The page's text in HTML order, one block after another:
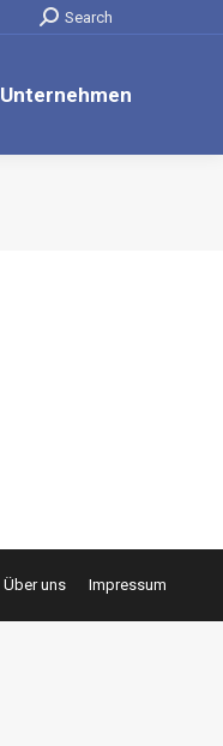
Search:Search
Unternehmen
Über uns Impressum